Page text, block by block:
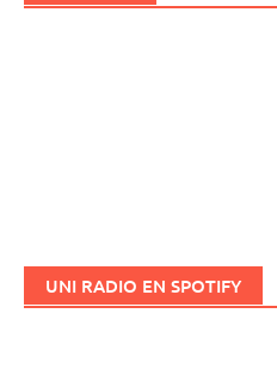
UNI RADIO EN SPOTIFY